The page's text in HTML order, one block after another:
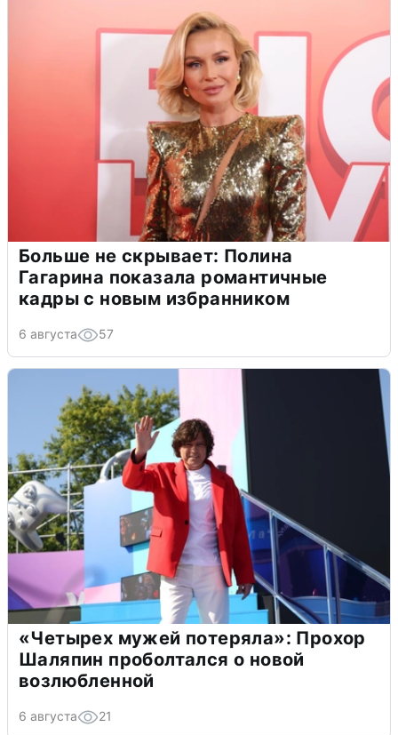
Больше не скрывает: Полина
Гагарина показала романтичные
кадры с новым избранником
6 августа 57
«Четырех мужей потеряла»: Прохор
Шаляпин проболтался о новой
возлюбленной
6 августа 21